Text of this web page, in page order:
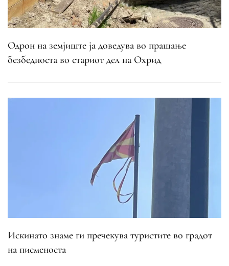
Одрон на земјиште ја доведува во прашање
безбедноста во стариот дел на Охрид
Искинато знаме ги пречекува туристите во градот
на писменоста